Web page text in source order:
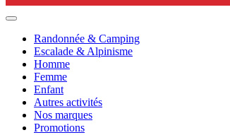
Randonnée & Camping
Escalade & Alpinisme
Homme
Femme
Enfant
Autres activités
Nos marques
Promotions